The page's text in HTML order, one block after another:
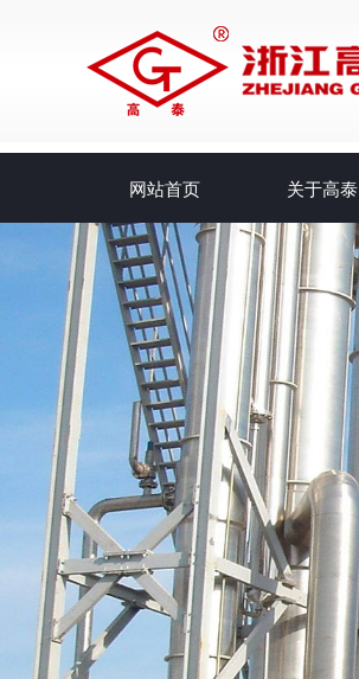
网站首页 关于高泰